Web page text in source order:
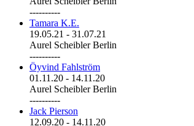
----------
Tamara K.E.
19.05.21 - 31.07.21
Aurel Scheibler Berlin
----------
Öyvind Fahlström
01.11.20 - 14.11.20
Aurel Scheibler Berlin
----------
Jack Pierson
12.09.20 - 14.11.20